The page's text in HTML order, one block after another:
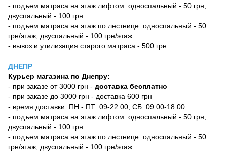
- подъем матраса на этаж лифтом: односпальный - 50 грн,
двуспальный - 100 грн.
- подъем матраса на этаж по лестнице: односпальный - 50
грн/этаж, двуспальный - 100 грн/этаж.
- вывоз и утилизация старого матраса - 500 грн.
ДНЕПР
Курьер магазина по Днепру:
- при заказе от 3000 грн - доставка бесплатно
- при заказе до 3000 грн - доставка 600 грн
- время доставки: ПН - ПТ: 09-22:00, СБ: 09:00-18:00
- подъем матраса на этаж лифтом: односпальный - 50 грн,
двуспальный - 100 грн.
- подъем матраса на этаж по лестнице: односпальный - 50
грн/этаж, двуспальный - 100 грн/этаж.